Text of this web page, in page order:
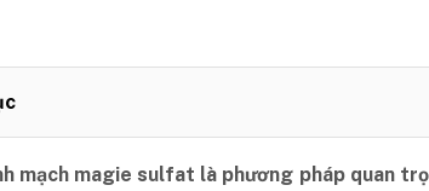
mạch magie sulfat là phương pháp quan